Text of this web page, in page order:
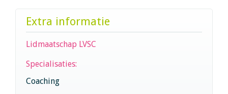
Extra informatie
Lidmaatschap LVSC
Specialisaties:
Coaching